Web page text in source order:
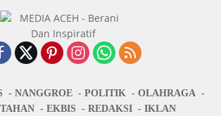
NANGGROE POLITIK
OLAHRAGA
EKBIS REDAKSI
IKLAN